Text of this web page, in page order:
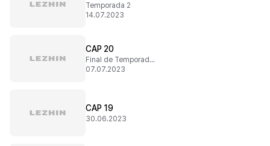
Temporada 2
14.07.2023
CAP 20
Final de Temporada 1
07.07.2023
CAP 19
30.06.2023